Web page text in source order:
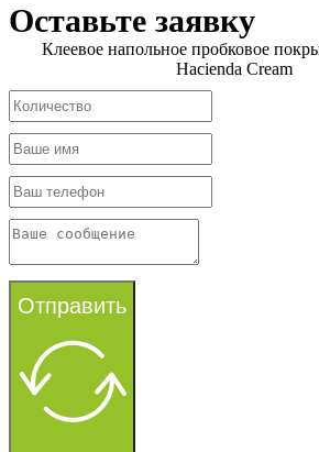
Оставьте заявку
Клеевое напольное пробковое
Hacienda Cream
Отправить